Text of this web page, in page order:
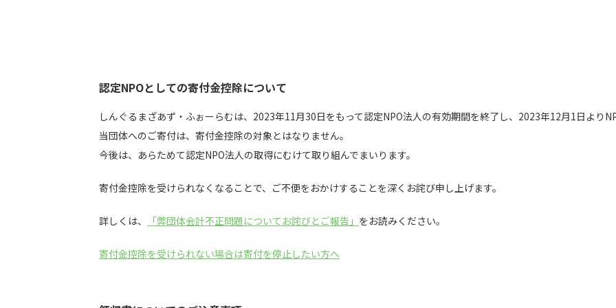
認定NPOとしての寄付金控除について
しんぐるまざあず・ふぉーらむは、2023年11月30日をもって認定NPO法人の有効期間を終了し、2023年12月1日より
当団体へのご寄付は、寄付金控除の対象とはなりません。
今後は、あらためて認定NPO法人の取得にむけて取り組んでまいります。
寄付金控除を受けられなくなることで、ご不便をおかけすることを深くお詫び申し上げます。
詳しくは、 「弊団体会計不正問題についてお詫びとご報告」 をお読みください。
寄付金控除を受けられない場合は寄付を停止したい方へ